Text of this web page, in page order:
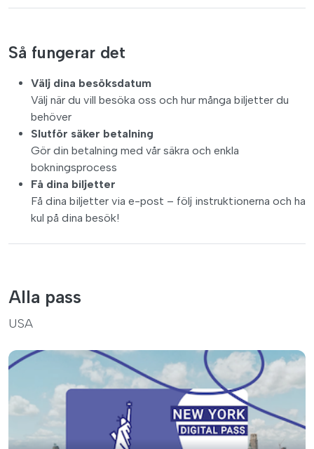
Så fungerar det
Välj dina besöksdatum
Välj när du vill besöka oss och hur många biljetter du
behöver
Slutför säker betalning
Gör din betalning med vår säkra och enkla
bokningsprocess
Få dina biljetter
Få dina biljetter via e-post – följ instruktionerna och ha
kul på dina besök!
Alla pass
USA